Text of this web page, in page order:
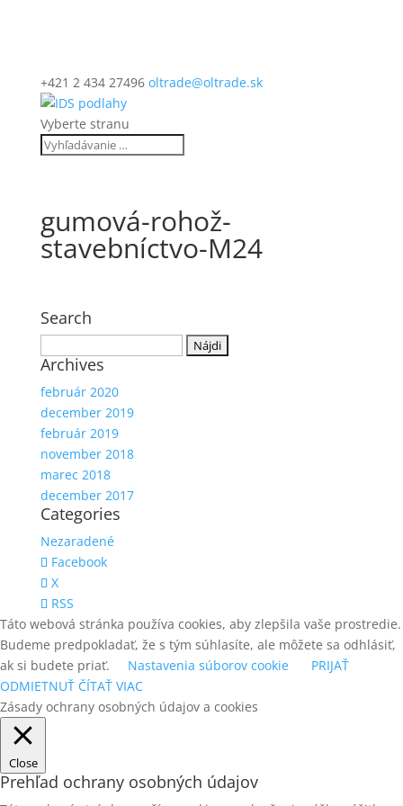
+421 2 434 27496 oltrade@oltrade.sk
Vyberte stranu
gumová-rohož-
stavebníctvo-M24
Search
Archives
február 2020
december 2019
február 2019
november 2018
marec 2018
december 2017
Categories
Nezaradené
Facebook
X
RSS
Táto webová stránka používa cookies, aby zlepšila vaše prostredie.
Budeme predpokladať, že s tým súhlasíte, ale môžete sa odhlásiť,
ak si budete priať.
Nastavenia súborov cookie
PRIJAŤ
ODMIETNUŤ ČÍTAŤ VIAC
Zásady ochrany osobných údajov a cookies
Close
Prehľad ochrany osobných údajov